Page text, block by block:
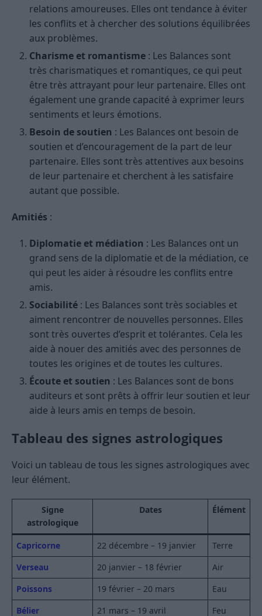
relations amoureuses. Elles ont tendance à éviter
les conflits et à chercher des solutions équilibrées
aux problèmes.
Charisme et romantisme : Les Balances sont
très charismatiques et romantiques, ce qui peut
être très attrayant pour leur partenaire. Elles ont
également une grande capacité à exprimer leurs
sentiments et leurs émotions.
Besoin de soutien : Les Balances ont besoin de
soutien et d’encouragement de la part de leur
partenaire. Elles sont très attentives aux besoins
de leur partenaire et cherchent à les satisfaire
autant que possible.
Amitiés :
Diplomatie et médiation : Les Balances ont un
grand sens de la diplomatie et de la médiation, ce
qui peut les aider à résoudre les conflits entre
amis.
Sociabilité : Les Balances sont très sociables et
aiment rencontrer de nouvelles personnes. Elles
sont très ouvertes d’esprit et tolérantes. Cela les
aide à nouer des amitiés avec des personnes de
toutes les origines et de toutes les cultures.
Écoute et soutien : Les Balances sont de bons
auditeurs et sont prêts à offrir leur soutien et leur
aide à leurs amis en temps de besoin.
Tableau des signes astrologiques
Voici un tableau de tous les signes astrologiques avec
leur élément.
Signe
astrologique
Dates Élément
Capricorne 22 décembre – 19 janvier
Terre
Verseau
20 janvier – 18 février
Air
Poissons
19 février – 20 mars
Eau
Bélier
21 mars – 19 avril Feu